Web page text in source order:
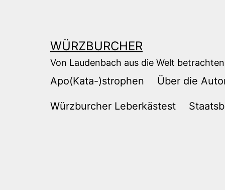
WÜRZBURCHER
Von Laudenbach aus die Welt betrachten
Apo(Kata-)strophen Über die
Würzburcher Leberkästest